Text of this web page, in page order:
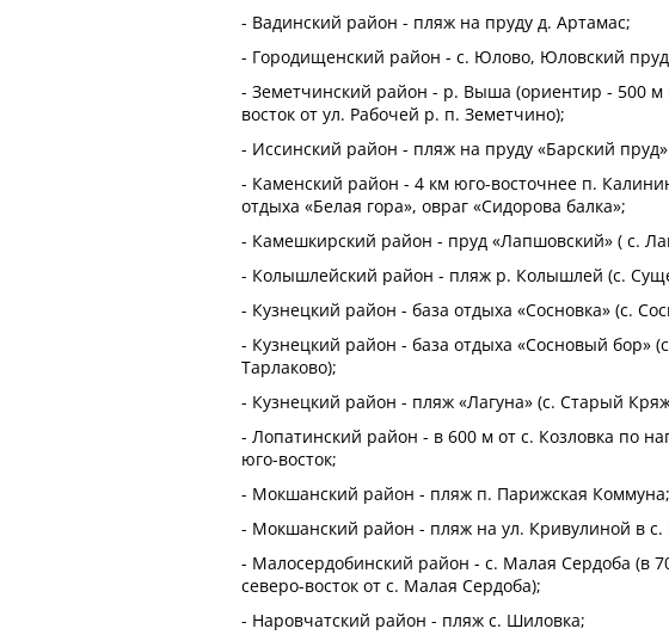
- Вадинский район - пляж на пруду д. Артамас;
- Городищенский район - с. Юлово, Юловский
- Земетчинский район - р. Выша (ориентир - 500 м
восток от ул. Рабочей р. п. Земетчино);
- Иссинский район - пляж на пруду «Барский пруд»
- Каменский район - 4 км юго-восточнее п.
отдыха «Белая гора», овраг «Сидорова балка»;
- Камешкирский район - пруд «Лапшовский» ( с.
- Колышлейский район - пляж р. Колышлей (с.
- Кузнецкий район - база отдыха «Сосновка» (с.
- Кузнецкий район - база отдыха «Сосновый бор»
Тарлаково);
- Кузнецкий район - пляж «Лагуна» (с. Старый
- Лопатинский район - в 600 м от с. Козловка по
юго-восток;
- Мокшанский район - пляж п. Парижская Коммуна;
- Мокшанский район - пляж на ул. Кривулиной в с.
- Малосердобинский район - с. Малая Сердоба (в
северо-восток от с. Малая Сердоба);
- Наровчатский район - пляж с. Шиловка;